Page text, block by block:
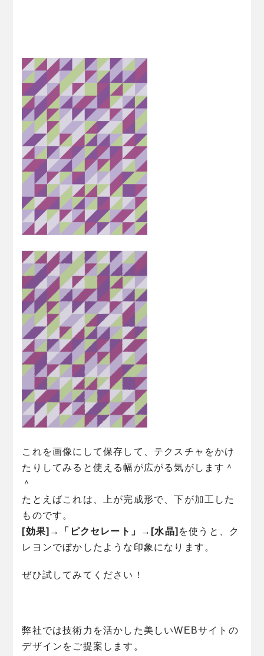
これを画像にして保存して、テクスチャをかけ
たりしてみると使える幅が広がる気がします＾
＾
たとえばこれは、上が完成形で、下が加工した
ものです。
[効果]→「ピクセレート」→[水晶] を使うと、ク
レヨンでぼかしたような印象になります。
ぜひ試してみてください！
弊社では技術力を活かした美しいWEBサイトの
デザインをご提案します。